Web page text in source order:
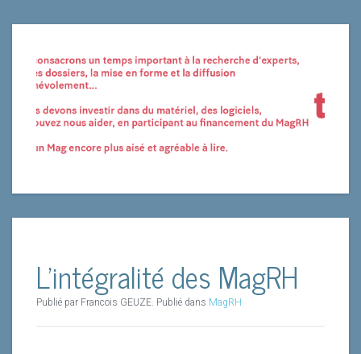
L'intégralité des MagRH
Publié par Francois GEUZE. Publié dans MagRH